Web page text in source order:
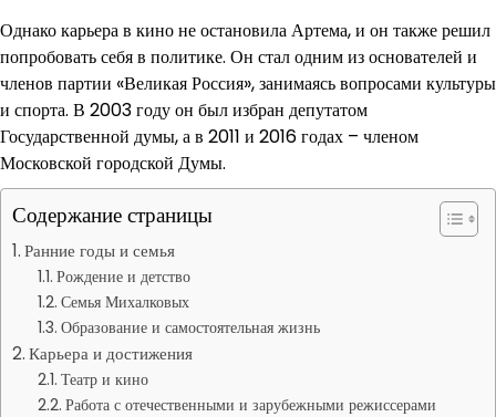
Однако карьера в кино не остановила Артема, и он также решил
попробовать себя в политике. Он стал одним из основателей и
членов партии «Великая Россия», занимаясь вопросами культуры
и спорта. В 2003 году он был избран депутатом
Государственной думы, а в 2011 и 2016 годах – членом
Московской городской Думы.
Содержание страницы
Ранние годы и семья
Рождение и детство
Семья Михалковых
Образование и самостоятельная жизнь
Карьера и достижения
Театр и кино
Работа с отечественными и зарубежными режиссерами